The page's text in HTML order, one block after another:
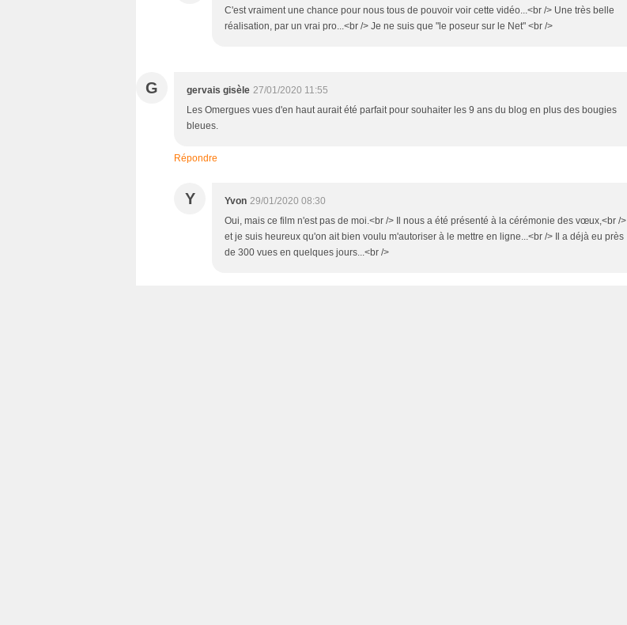
C'est vraiment une chance pour nous tous de pouvoir voir cette vidéo...<br /> Une très belle
réalisation, par un vrai pro...<br /> Je ne suis que "le poseur sur le Net" <br />
G gervais gisèle 27/01/2020 11:55
Les Omergues vues d'en haut aurait été parfait pour souhaiter les 9 ans du blog en plus des bougies
bleues.
Répondre
Y Yvon 29/01/2020 08:30
Oui, mais ce film n'est pas de moi.<br /> Il nous a été présenté à la cérémonie des vœux,<br />
et je suis heureux qu'on ait bien voulu m'autoriser à le mettre en ligne...<br /> Il a déjà eu près
de 300 vues en quelques jours...<br />